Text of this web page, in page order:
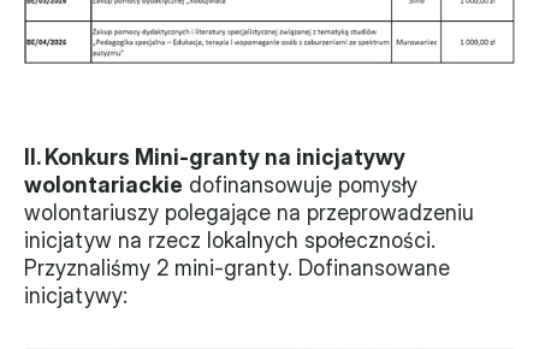
Certyfikujemy
Edycja 2024
Laureaci
II. Konkurs Mini-granty na inicjatywy
wolontariackie dofinansowuje pomysły
wolontariuszy polegające na przeprowadzeniu
inicjatyw na rzecz lokalnych społeczności.
Przyznaliśmy 2 mini-granty. Dofinansowane
inicjatywy: